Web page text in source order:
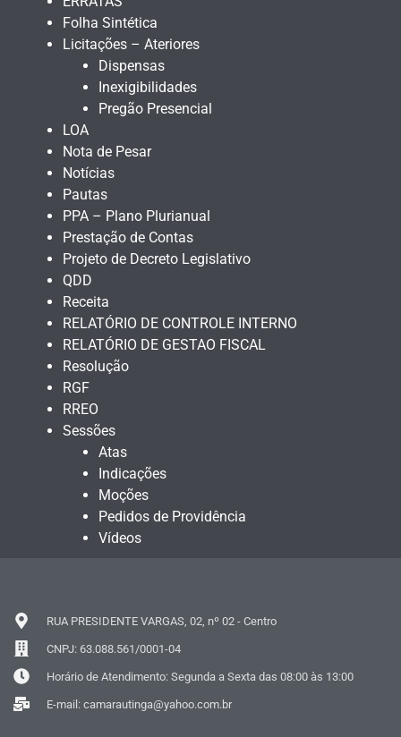
Folha Sintética
Licitações – Ateriores
Dispensas
Inexigibilidades
Pregão Presencial
LOA
Nota de Pesar
Notícias
Pautas
PPA – Plano Plurianual
Prestação de Contas
Projeto de Decreto Legislativo
QDD
Receita
RELATÓRIO DE CONTROLE INTERNO
RELATÓRIO DE GESTAO FISCAL
Resolução
RGF
RREO
Sessões
Atas
Indicações
Moções
Pedidos de Providência
Vídeos
RUA PRESIDENTE VARGAS, 02, nº 02 - Centro
CNPJ: 63.088.561/0001-04
Horário de Atendimento: Segunda a Sexta das 08:00 às 13:00
E-mail: camarautinga@yahoo.com.br